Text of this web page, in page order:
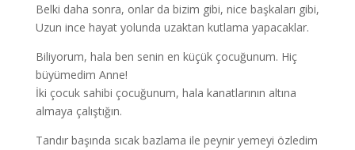
Belki daha sonra, onlar da bizim gibi, nice başkaları gibi,
Uzun ince hayat yolunda uzaktan kutlama yapacaklar.
Biliyorum, hala ben senin en küçük çocuğunum. Hiç
büyümedim Anne!
İki çocuk sahibi çocuğunum, hala kanatlarının altına
almaya çalıştığın.
Tandır başında sıcak bazlama ile peynir yemeyi özledim